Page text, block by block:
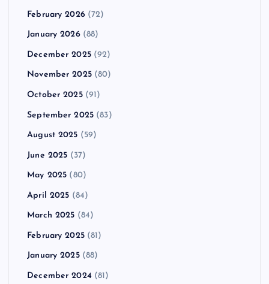
February 2026(72)
January 2026(88)
December 2025(92)
November 2025(80)
October 2025(91)
September 2025 (83)
August 2025 (59)
June 2025 (37)
May 2025 (80)
April 2025 (84)
March 2025 (84)
February 2025(81)
January 2025(88)
December 2024 (81)